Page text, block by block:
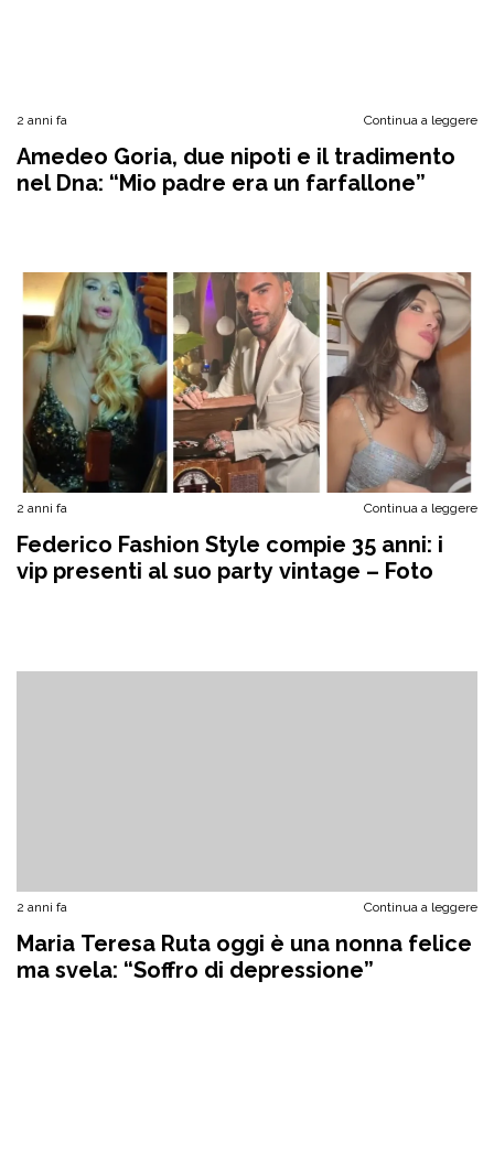
2 anni fa Continua a leggere
Amedeo Goria, due nipoti e il tradimento
nel Dna: “Mio padre era un farfallone”
2 anni fa Continua a leggere
Federico Fashion Style compie 35 anni: i
vip presenti al suo party vintage – Foto
2 anni fa Continua a leggere
Maria Teresa Ruta oggi è una nonna felice
ma svela: “Soffro di depressione”